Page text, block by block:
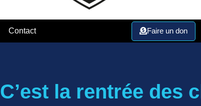
Contact Faire un don
C’est la rentrée des